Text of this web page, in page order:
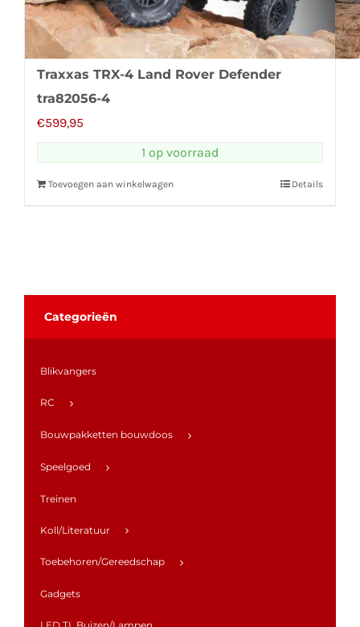
Traxxas TRX-4 Land Rover Defender
tra82056-4
€599,95
1 op voorraad
Toevoegen aan winkelwagen Details
Categorieën
Blikvangers
RC
Bouwpakketten bouwdoos
Speelgoed
Treinen
Koll/Literatuur
Toebehoren/Gereedschap
Gadgets